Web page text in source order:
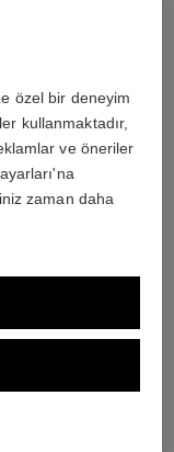
özel bir deneyim
kullanmaktadır,
ve öneriler
zaman daha